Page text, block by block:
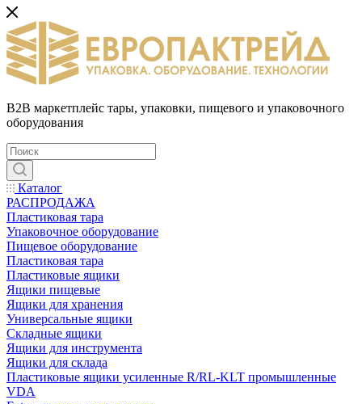
B2B маркетплейс тары, упаковки, пищевого и упаковочного
оборудования
Каталог
РАСПРОДАЖА
Пластиковая тара
Упаковочное оборудование
Пищевое оборудование
Пластиковая тара
Пластиковые ящики
Ящики пищевые
Ящики для хранения
Универсальные ящики
Складные ящики
Ящики для инструмента
Ящики для склада
Пластиковые ящики усиленные R/RL-KLT промышленные
VDA